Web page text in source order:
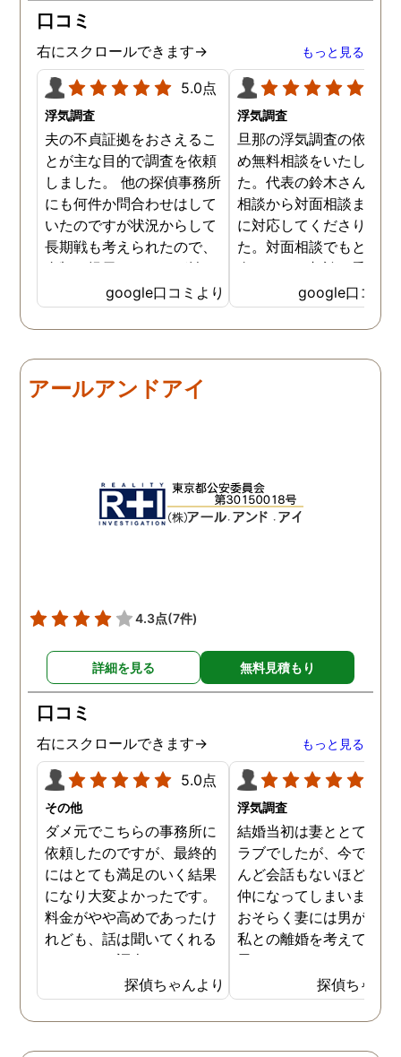
口コミ
右にスクロールできます→ もっと見る
5.0点
浮気調査
夫の不貞証拠をおさえるこ
とが主な目的で調査を依頼
しました。 他の探偵事務所
にも何件か問合わせはして
いたのですが状況からして
長期戦も考えられたので、
金額を提示されそれが払え
ないとそもそも相談もでき
ない状態でした。 そんな中
ダメ元で同じ相談をした
してくださり、そして私が
持ってる情報から的確にア
を予想しながら調査してく
れて、実際に不貞の現場も
数回おさえることができと
らしいです。 また、さまざ
り、私の精神的なフォロー
だけでなく、その後の弁護
士の紹介やアドバイスもし
ていただき、これから夫と
闘う自信もつきました。 本
当にMJリサーチさんにそ
して代表の方に出会えてよ
かったと思いました。 今度
お会いできる時は、いい報
告ができるようにしたいで
す。
google口コミより
浮気調査
旦那の浮気調査の依頼の
め無料相談をいたしまし
た。代表の鈴木さんが電
相談から対面相談まです
に対応してくださりまし
た。対面相談でもとても
身になって相談に乗って
ださりすぐに契約といっ
こともなく金銭的な問題
ありましたので相談して
さりました。結果として
後どうですか？と連絡ま
して下さり応援してるか
ねと温かい言葉までかけ
お願いしたいと思ってお
ます。本当にありがとう
ざいました。
google口コミ
アールアンドアイ
4.3点(7件)
詳細を見る 無料見積もり
口コミ
右にスクロールできます→ もっと見る
5.0点
その他
ダメ元でこちらの事務所に
依頼したのですが、最終的
にはとても満足のいく結果
になり大変よかったです。
料金がやや高めであったけ
れども、話は聞いてくれる
しきちんと調査してくれる
しで非常に満足していま
す。調査が終わった後もし
っかりとサポートしていた
探偵ちゃんより
浮気調査
結婚当初は妻ととてもラ
ラブでしたが、今ではほ
んど会話もないほど険悪
仲になってしまいました
おそらく妻には男がおり
私との離婚を考えている
思います。そこでどうせ
婚をするのならと思い、
の不倫の証拠を押さえて
から離婚を提案すること
探偵ちゃん